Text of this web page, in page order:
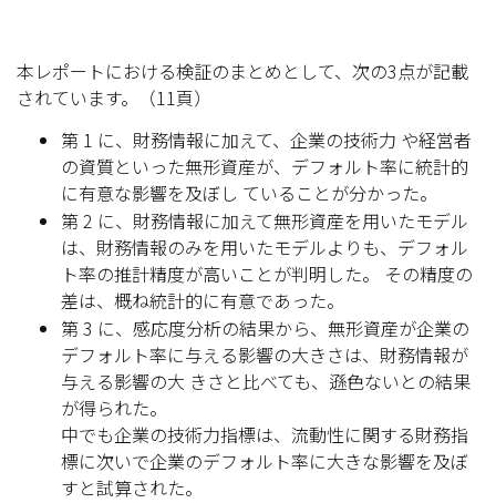
本レポートにおける検証のまとめとして、次の3点が記載
されています。（11頁）
第 1 に、財務情報に加えて、企業の技術力 や経営者
の資質といった無形資産が、デフォルト率に統計的
に有意な影響を及ぼし ていることが分かった。
第 2 に、財務情報に加えて無形資産を用いたモデル
は、財務情報のみを用いたモデルよりも、デフォル
ト率の推計精度が高いことが判明した。 その精度の
差は、概ね統計的に有意であった。
第 3 に、感応度分析の結果から、無形資産が企業の
デフォルト率に与える影響の大きさは、財務情報が
与える影響の大 きさと比べても、遜色ないとの結果
が得られた。
中でも企業の技術力指標は、流動性に関する財務指
標に次いで企業のデフォルト率に大きな影響を及ぼ
すと試算された。